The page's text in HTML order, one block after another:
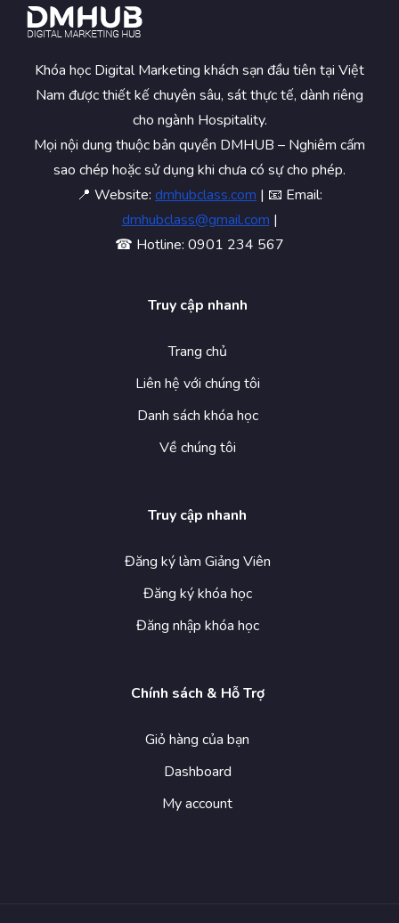
Khóa học Digital Marketing khách sạn đầu tiên tại Việt
Nam được thiết kế chuyên sâu, sát thực tế, dành riêng
cho ngành Hospitality.
Mọi nội dung thuộc bản quyền DMHUB – Nghiêm cấm
sao chép hoặc sử dụng khi chưa có sự cho phép.
📍 Website: dmhubclass.com | 📧 Email:
dmhubclass@gmail.com |
☎ Hotline: 0901 234 567
Truy cập nhanh
Trang chủ
Liên hệ với chúng tôi
Danh sách khóa học
Về chúng tôi
Truy cập nhanh
Đăng ký làm Giảng Viên
Đăng ký khóa học
Đăng nhập khóa học
Chính sách & Hỗ Trợ
Giỏ hàng của bạn
Dashboard
My account